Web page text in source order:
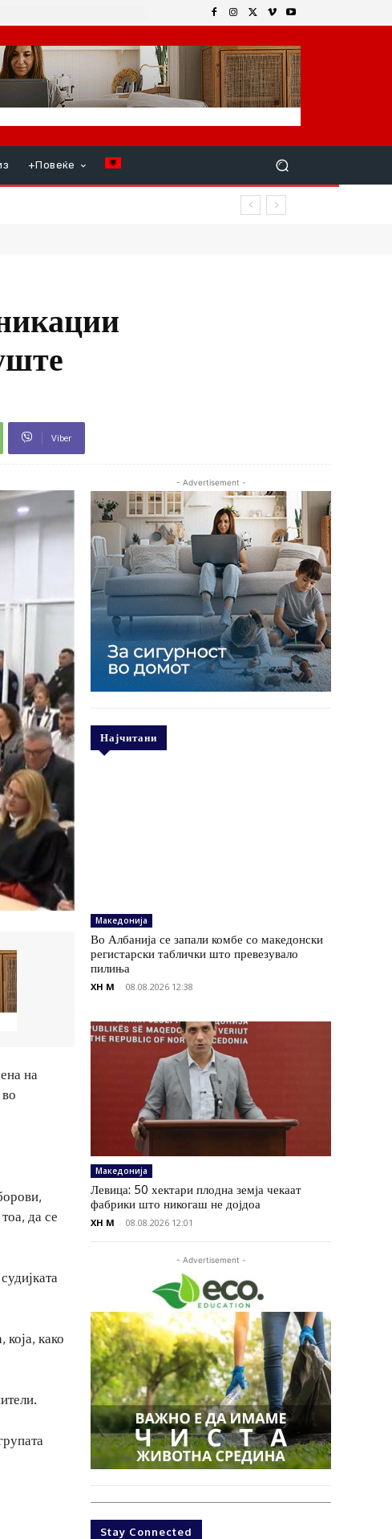
+Повеќе
Viber
на
да се
како
- Advertisement -
Најчитани
Македонија
Во Албанија се запали комбе со македонски
регистарски таблички што превезувало
пилиња
XH M - 08.08.2026 12:38
Македонија
Левица: 50 хектари плодна земја чекаат
фабрики што никогаш не дојдоа
XH M - 08.08.2026 12:01
- Advertisement -
Stay Connected